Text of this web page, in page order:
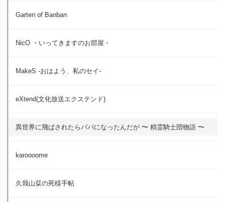
Garten of Banban
NicO ・いってきますのお部屋・
MakeS -おはよう、私のセイ-
eXtend(文化放送エクステンド)
異世界に飛ばされたらパパになったんだが 〜 精霊騎士団物語 〜
karoooome
久我山栞の死様手帖